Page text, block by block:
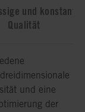
und konstante
Qualität
und eine
der
9001-
und TÜV-
Schalten
erhalten ein
unsere
den
längeren
unsere
Ausschuss